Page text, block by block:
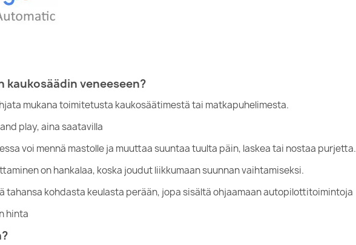
kaukosäädin veneeseen?
mukana toimitetusta kaukosäätimestä tai matkapuhelimesta.
play, aina saatavilla
voi mennä mastolle ja muuttaa suuntaa tuulta päin, laskea tai nostaa purjetta.
on hankalaa, koska joudut liikkumaan suunnan vaihtamiseksi.
tahansa kohdasta keulasta perään, jopa sisältä ohjaamaan autopilottitoimintoja
hinta